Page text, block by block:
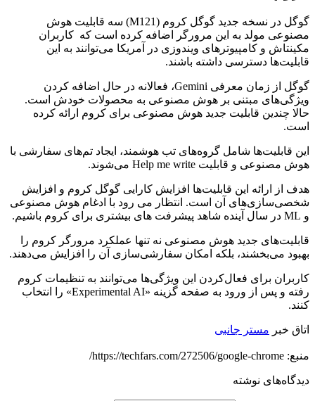
گوگل در نسخه جدید گوگل کروم (M121) سه قابلیت هوش
مصنوعی مولد به این مرورگر اضافه کرده است که کاربران
مکینتاش و کامپیوترهای ویندوزی در آمریکا می‌توانند به این
قابلیت‌ها دسترسی داشته باشند.
گوگل از زمان معرفی Gemini، فعالانه در حال اضافه کردن
ویژگی‌های مبتنی بر هوش مصنوعی به محصولات خودش است.
حالا چندین قابلیت جدید هوش مصنوعی برای کروم ارائه کرده
است.
این قابلیت‌ها شامل گروه‌های تب هوشمند، ایجاد تم‌های سفارشی با
هوش مصنوعی و قابلیت Help me write می‌شوند.
هدف از ارائه این قابلیت‌ها افزایش کارایی گوگل کروم و افزایش
شخصی‌سازی‌های آن است. انتظار می رود با ادغام هوش مصنوعی
و ML در سال آینده شاهد پیشرفت های بیشتری برای کروم باشیم.
قابلیت‌های جدید هوش مصنوعی نه تنها عملکرد مرورگر کروم را
بهبود می‌بخشند، بلکه امکان سفارشی‌سازی آن را افزایش می‌دهند.
کاربران برای فعال‌کردن این ویژگی‌ها می‌توانند به تنظیمات کروم
رفته و پس از ورود به صفحه گزینه «Experimental AI» را انتخاب
کنند.
اتاق خبر مستر جانبی
منبع: https://techfars.com/272506/google-chrome/
دیدگاه‌های نوشته